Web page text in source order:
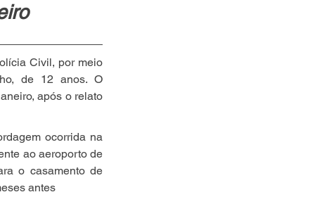
Civil, por meio
de 12 anos. O
após o relato
ocorrida na
ao aeroporto de
o casamento de
antes